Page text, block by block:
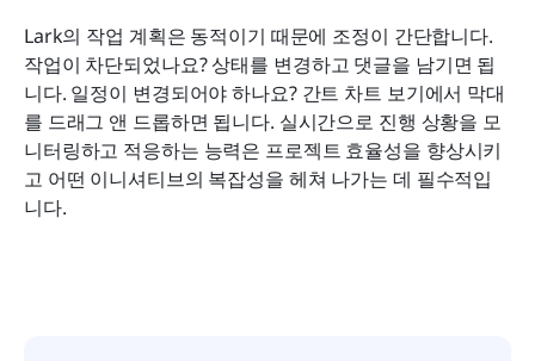
Lark의 작업 계획은 동적이기 때문에 조정이 간단합니다.
작업이 차단되었나요? 상태를 변경하고 댓글을 남기면 됩
니다. 일정이 변경되어야 하나요? 간트 차트 보기에서 막대
를 드래그 앤 드롭하면 됩니다. 실시간으로 진행 상황을 모
니터링하고 적응하는 능력은 프로젝트 효율성을 향상시키
고 어떤 이니셔티브의 복잡성을 헤쳐 나가는 데 필수적입
니다.